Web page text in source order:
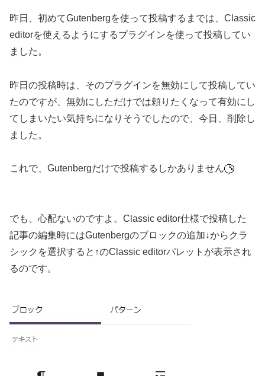
昨日、初めてGutenbergを使って投稿するまでは、Classic
editorを使えるようにするプラグインを使って投稿してい
ました。
昨日の投稿時は、そのプラグインを無効にして投稿してい
たのですが、無効にしただけでは頼りたくなって有効にし
てしまいたい気持ちになりそうでしたので、今日、削除し
ました。
これで、Gutenbergだけで投稿するしかありません
でも、心配ないのですよ。Classic editor仕様で投稿した
記事の編集時にはGutenbergのブロックの追加↓からクラ
シックを選択すると↑のClassic editorパレットが表示され
るのです。